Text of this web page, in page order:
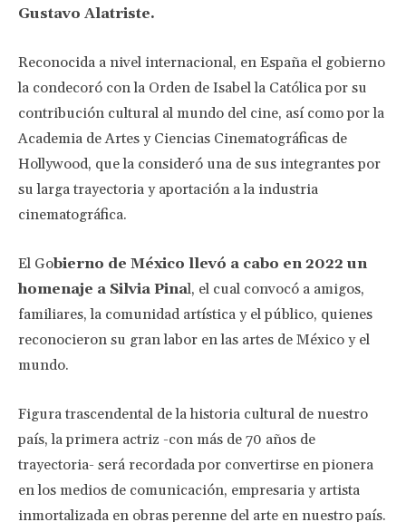
Gustavo Alatriste.
Reconocida a nivel internacional, en España el gobierno
la condecoró con la Orden de Isabel la Católica por su
contribución cultural al mundo del cine, así como por la
Academia de Artes y Ciencias Cinematográficas de
Hollywood, que la consideró una de sus integrantes por
su larga trayectoria y aportación a la industria
cinematográfica.
El Gobierno de México llevó a cabo en 2022 un
homenaje a Silvia Pinal, el cual convocó a amigos,
familiares, la comunidad artística y el público, quienes
reconocieron su gran labor en las artes de México y el
mundo.
Figura trascendental de la historia cultural de nuestro
país, la primera actriz -con más de 70 años de
trayectoria- será recordada por convertirse en pionera
en los medios de comunicación, empresaria y artista
inmortalizada en obras perenne del arte en nuestro país.